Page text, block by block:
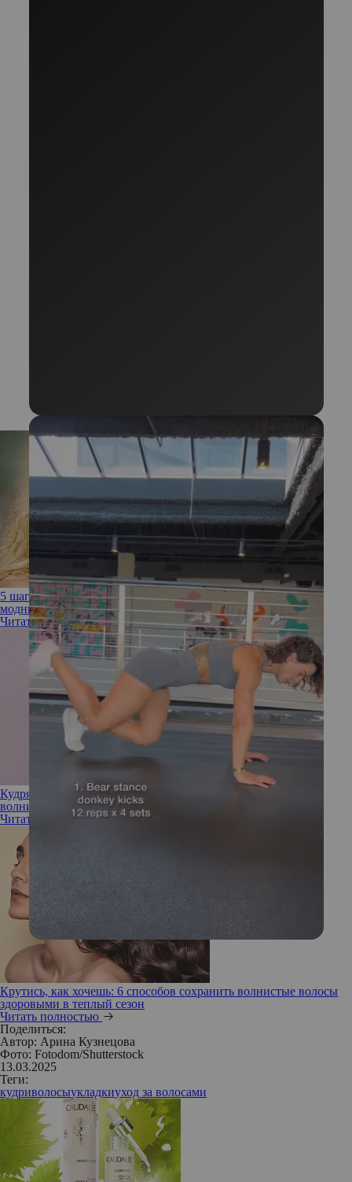
5 шагов, как сделать кудри без стайлера (рассказываем про
модный кудрявый метод)
Читать полностью
Кудрявый метод: что делать, если у девушки от природы
волнистые волосы
Читать полностью
Крутись, как хочешь: 6 способов сохранить волнистые волосы
здоровыми в теплый сезон
Читать полностью
Поделиться:
Автор: Арина Кузнецова
Фото: Fotodom/Shutterstock
13.03.2025
Теги:
кудриволосыукладкиуход за волосами